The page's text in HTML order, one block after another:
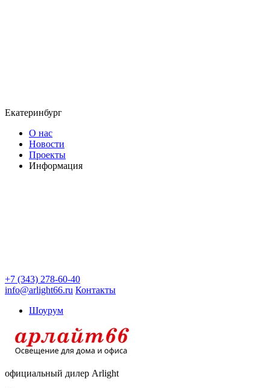
Екатеринбург
О нас
Новости
Проекты
Информация
+7 (343) 278-60-40
info@arlight66.ru Контакты
Шоурум
официальный дилер Arlight